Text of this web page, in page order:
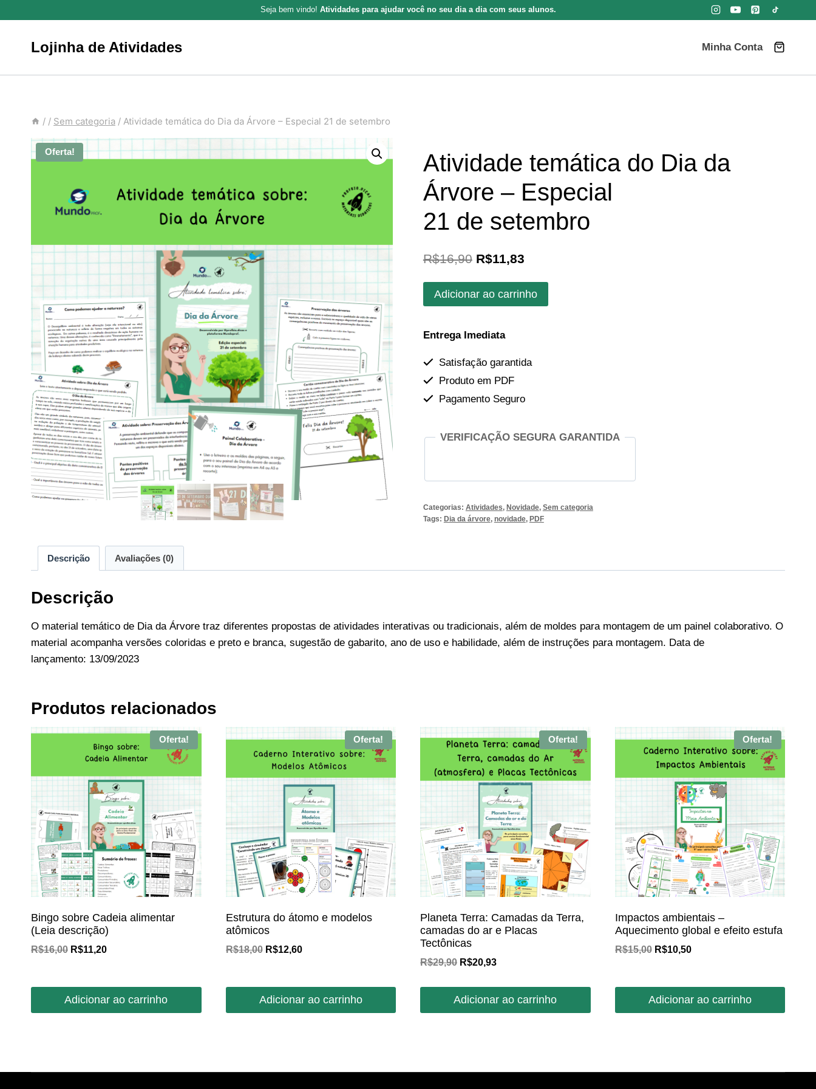
para
Seja bem vindo! Atividades para ajudar você no seu dia a dia com seus alunos.
Lojinha de Atividades Minha Conta
/ / Sem categoria / Atividade temática do Dia da Árvore – Especial 21 de setembro
Oferta!
Atividade temática do Dia da
Árvore – Especial
21 de setembro
R$16,90 O
preço
original
R$16,90.
R$11,83O
preço
atual
Atividade
temática
Dia
Especial
quantidade
Adicionar ao carrinho
Entrega Imediata
Satisfação garantida
Produto em PDF
Pagamento Seguro
VERIFICAÇÃO SEGURA GARANTIDA
Categorias: Atividades, Novidade, Sem categoria
Tags: Dia da árvore, novidade, PDF
Descrição Avaliações (0)
Descrição
O material temático de Dia da Árvore traz diferentes propostas de atividades interativas ou tradicionais, além de moldes para montagem de um painel colaborativo. O
material acompanha versões coloridas e preto e branca, sugestão de gabarito, ano de uso e habilidade, além de instruções para montagem. Data de
lançamento: 13/09/2023
Produtos relacionados
Oferta!
Bingo sobre Cadeia alimentar
(Leia descrição)
R$16,00 O
era:
R$11,20O
é:
Adicionar ao carrinho
Oferta!
Estrutura do átomo e modelos
atômicos
R$18,00 O
era:
R$12,60O
é:
Adicionar ao carrinho
Oferta!
Planeta Terra: Camadas da Terra,
camadas do ar e Placas
Tectônicas
R$29,90 O
R$20,93O
Adicionar ao carrinho
Oferta!
Impactos ambientais –
Aquecimento global e efeito estufa
R$15,00 O
era:
R$10,50O
é:
Adicionar ao carrinho